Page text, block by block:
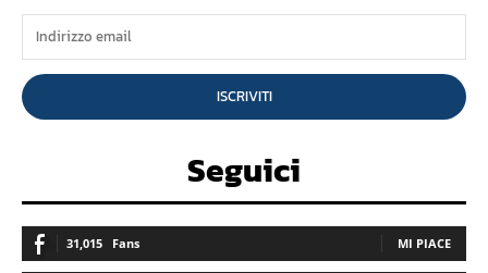
ISCRIVITI
Seguici
31,015 Fans MI PIACE